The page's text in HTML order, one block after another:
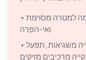
• למטרה מסוימת
ואי-הפרה
• משגיאות, תפעל
מרכיבים מזיקים